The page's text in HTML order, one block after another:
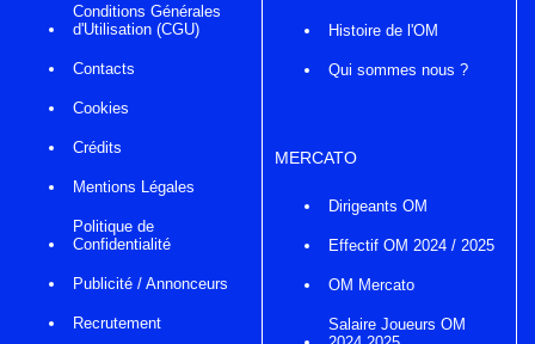
Conditions Générales
d'Utilisation (CGU)
Contacts
Cookies
Crédits
Mentions Légales
Politique de
Confidentialité
Publicité / Annonceurs
Recrutement
Histoire de l'OM
Qui sommes nous ?
MERCATO
Dirigeants OM
Effectif OM 2024 / 2025
OM Mercato
Salaire Joueurs OM